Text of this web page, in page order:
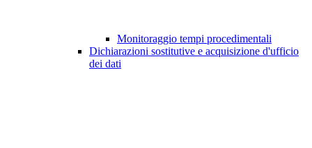
Monitoraggio tempi procedimentali
Dichiarazioni sostitutive e acquisizione d'ufficio
dei dati